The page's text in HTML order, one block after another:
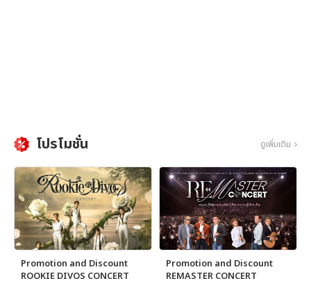
โปรโมชั่น ดูเพิ่มเติม
Promotion and Discount
ROOKIE DIVOS CONCERT
Promotion and Discount
REMASTER CONCERT